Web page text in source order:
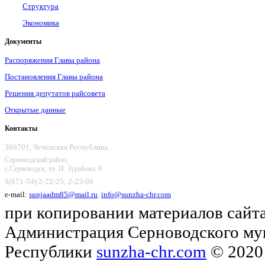
Структура
Экономика
Документы
Распоряжения Главы района
Постановления Главы района
Решения депутатов райсовета
Открытые данные
Контакты
366701, Чеченская Республика,
Серноводский район,
с.Серноводск, ул. И. Зурабова, 6
8(871-54) 2-22-25; 2-23-08
e-mail: sunjaadm85@mail.ru, info@sunzha-chr.com
при копировании материалов
Администрация Серноводского
Республики sunzha-chr.com © 2020